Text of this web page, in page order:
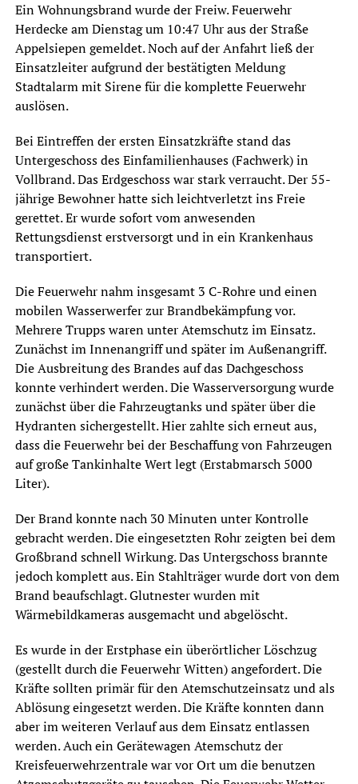
Ein Wohnungsbrand wurde der Freiw. Feuerwehr
Herdecke am Dienstag um 10:47 Uhr aus der Straße
Appelsiepen gemeldet. Noch auf der Anfahrt ließ der
Einsatzleiter aufgrund der bestätigten Meldung
Stadtalarm mit Sirene für die komplette Feuerwehr
auslösen.
Bei Eintreffen der ersten Einsatzkräfte stand das
Untergeschoss des Einfamilienhauses (Fachwerk) in
Vollbrand. Das Erdgeschoss war stark verraucht. Der 55-
jährige Bewohner hatte sich leichtverletzt ins Freie
gerettet. Er wurde sofort vom anwesenden
Rettungsdienst erstversorgt und in ein Krankenhaus
transportiert.
Die Feuerwehr nahm insgesamt 3 C-Rohre und einen
mobilen Wasserwerfer zur Brandbekämpfung vor.
Mehrere Trupps waren unter Atemschutz im Einsatz.
Zunächst im Innenangriff und später im Außenangriff.
Die Ausbreitung des Brandes auf das Dachgeschoss
konnte verhindert werden. Die Wasserversorgung wurde
zunächst über die Fahrzeugtanks und später über die
Hydranten sichergestellt. Hier zahlte sich erneut aus,
dass die Feuerwehr bei der Beschaffung von Fahrzeugen
auf große Tankinhalte Wert legt (Erstabmarsch 5000
Liter).
Der Brand konnte nach 30 Minuten unter Kontrolle
gebracht werden. Die eingesetzten Rohr zeigten bei dem
Großbrand schnell Wirkung. Das Untergschoss brannte
jedoch komplett aus. Ein Stahlträger wurde dort von dem
Brand beaufschlagt. Glutnester wurden mit
Wärmebildkameras ausgemacht und abgelöscht.
Es wurde in der Erstphase ein überörtlicher Löschzug
(gestellt durch die Feuerwehr Witten) angefordert. Die
Kräfte sollten primär für den Atemschutzeinsatz und als
Ablösung eingesetzt werden. Die Kräfte konnten dann
aber im weiteren Verlauf aus dem Einsatz entlassen
werden. Auch ein Gerätewagen Atemschutz der
Kreisfeuerwehrzentrale war vor Ort um die benutzen